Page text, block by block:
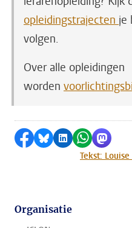
opleidingstrajecten je
volgen.
Over alle opleidingen
worden
Delen op Facebook
Delen via Bluesky
Delen opDelen via
Delen
Tekst:
Organisatie